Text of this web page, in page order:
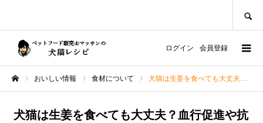
ログイン 会員登録
おいしい情報 食材について 犬猫は生姜を食べても大丈夫？血行促進や抗菌作用に期待。生姜チューブやパウダーは注意が必要
犬猫は生姜を食べても大丈夫？血行促進や抗